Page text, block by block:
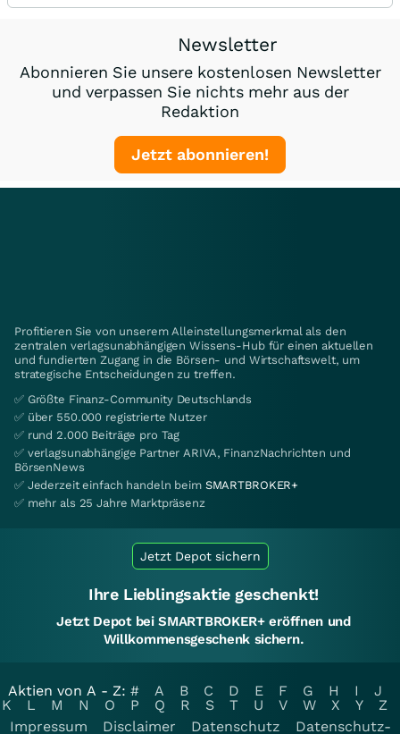
Newsletter
Abonnieren Sie unsere kostenlosen Newsletter
und verpassen Sie nichts mehr aus der
Redaktion
Jetzt abonnieren!
Profitieren Sie von unserem Alleinstellungsmerkmal als den
zentralen verlagsunabhängigen Wissens-Hub für einen aktuellen
und fundierten Zugang in die Börsen- und Wirtschaftswelt, um
strategische Entscheidungen zu treffen.
✅ Größte Finanz-Community Deutschlands
✅ über 550.000 registrierte Nutzer
✅ rund 2.000 Beiträge pro Tag
✅ verlagsunabhängige Partner ARIVA, FinanzNachrichten und
BörsenNews
✅ Jederzeit einfach handeln beim SMARTBROKER+
✅ mehr als 25 Jahre Marktpräsenz
Jetzt Depot sichern
Ihre Lieblingsaktie geschenkt!
Jetzt Depot bei SMARTBROKER+ eröffnen und
Willkommensgeschenk sichern.
Aktien von A - Z: # A B C D E F G H I
J
K
L M N O P Q R S T U V W X Y
Z
Impressum
Disclaimer Datenschutz
Datenschutz-